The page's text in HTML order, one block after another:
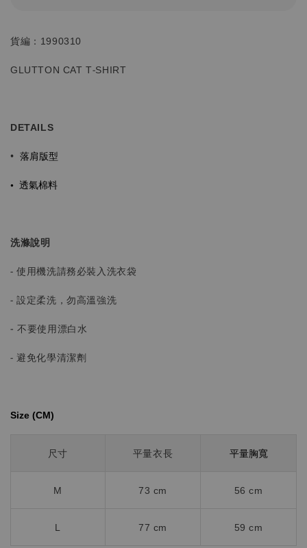
貨編：1990310
GLUTTON CAT T-SHIRT
DETAILS
• 落肩版型
• 透氣棉料
洗滌說明
- 使用機洗請務必裝入洗衣袋
- 設定柔洗，勿高溫強洗
-不要使用漂白水
- 避免化學清潔劑
Size (CM)⁡⁡
尺寸 平量衣長 平量胸寬
M 73 cm 56 cm
L 77 cm 59 cm